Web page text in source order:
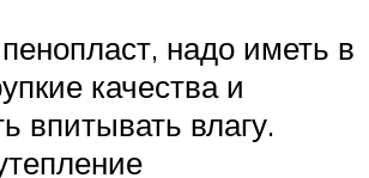
надо иметь в
качества и
впитывать влагу.